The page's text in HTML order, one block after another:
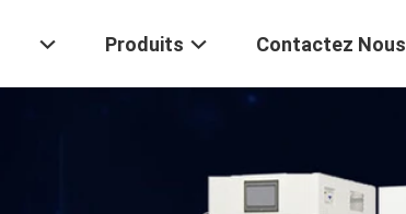
Produits Contactez Nous